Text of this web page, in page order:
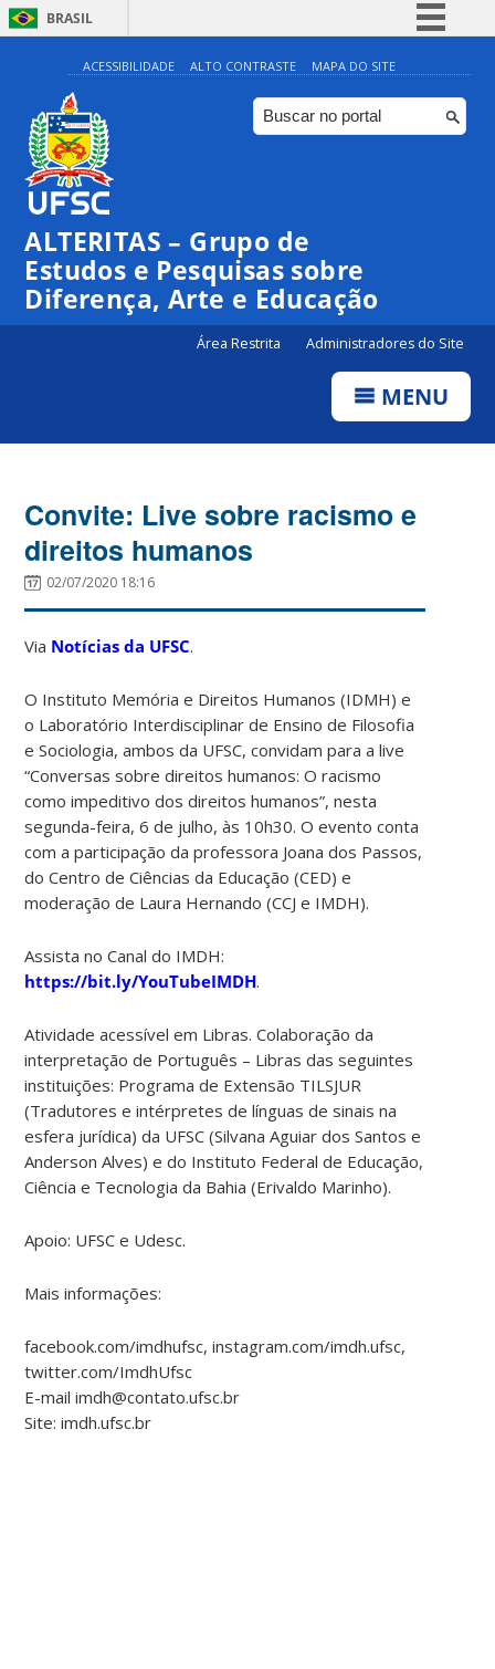
BRASIL
Simplifique!
Comunica BR
Participe
ACESSIBILIDADE ALTO CONTRASTE MAPA DO SITE
ALTERITAS – Grupo de
Estudos e Pesquisas sobre
Diferença, Arte e Educação
Área Restrita Administradores do Site
MENU
Convite: Live sobre racismo e
direitos humanos
02/07/2020 18:16
Via Notícias da UFSC.
O Instituto Memória e Direitos Humanos (IDMH) e
o Laboratório Interdisciplinar de Ensino de Filosofia
e Sociologia, ambos da UFSC, convidam para a live
“Conversas sobre direitos humanos: O racismo
como impeditivo dos direitos humanos”, nesta
segunda-feira, 6 de julho, às 10h30. O evento conta
com a participação da professora Joana dos Passos,
do Centro de Ciências da Educação (CED) e
moderação de Laura Hernando (CCJ e IMDH).
Assista no Canal do IMDH:
https://bit.ly/YouTubeIMDH.
Atividade acessível em Libras. Colaboração da
interpretação de Português – Libras das seguintes
instituições: Programa de Extensão TILSJUR
(Tradutores e intérpretes de línguas de sinais na
esfera jurídica) da UFSC (Silvana Aguiar dos Santos e
Anderson Alves) e do Instituto Federal de Educação,
Ciência e Tecnologia da Bahia (Erivaldo Marinho).
Apoio: UFSC e Udesc.
Mais informações:
facebook.com/imdhufsc, instagram.com/imdh.ufsc,
twitter.com/ImdhUfsc
E-mail imdh@contato.ufsc.br
Site: imdh.ufsc.br